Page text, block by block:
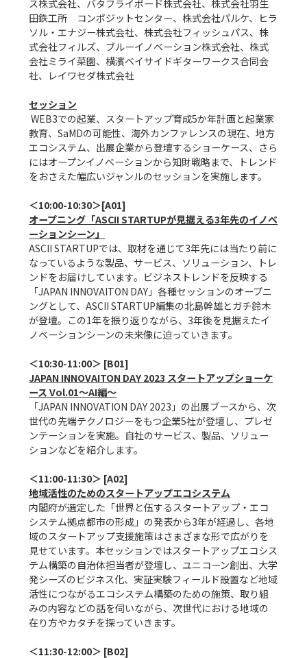
ス株式会社、バタフライボード株式会社、株式会社羽生
田鉄工所　コンポジットセンター、株式会社パルケ、ヒラ
ソル・エナジー株式会社、株式会社フィッシュパス、株
式会社フィルズ、ブルーイノベーション株式会社、株式
会社ミライ菜園、横濱ベイサイドギターワークス合同会
社、レイワセダ株式会社
セッション
WEB3での起業、スタートアップ育成5か年計画と起業家
教育、SaMDの可能性、海外カンファレンスの現在、地方
エコシステム、出展企業から登壇するショーケース、さら
にはオープンイノベーションから知財戦略まで、トレンド
をおさえた幅広いジャンルのセッションを実施します。
オープニング「ASCII STARTUPが見据える3年先のイノベ
ーションシーン」
ASCII STARTUPでは、取材を通じて3年先には当たり前に
なっているような製品、サービス、ソリューション、トレ
ンドをお届けしています。ビジネストレンドを反映する
「JAPAN INNOVAITON DAY」各種セッションのオープニ
ングとして、ASCII STARTUP編集の北島幹雄とガチ鈴木
が登壇。この1年を振り返りながら、3年後を見据えたイ
ノベーションシーンの未来像に迫っていきます。
JAPAN INNOVAITON DAY 2023 スタートアップショーケ
ース Vol.01～AI編～
「JAPAN INNOVATION DAY 2023」の出展ブースから、次
世代の先端テクノロジーをもつ企業5社が登壇し、プレゼ
ンテーションを実施。自社のサービス、製品、ソリュー
ションなどを紹介します。
地域活性のためのスタートアップエコシステム
内閣府が選定した「世界と伍するスタートアップ・エコ
システム拠点都市の形成」の発表から3年が経過し、各地
域のスタートアップ支援施策はさまざまな形で広がりを
見せています。本セッションではスタートアップエコシス
テム構築の自治体担当者が登壇し、ユニコーン創出、大学
発シーズのビジネス化、実証実験フィールド設置など地域
活性につながるエコシステム構築のための施策、取り組
みの内容などの話を伺いながら、次世代における地域の
在り方やカタチを探っていきます。